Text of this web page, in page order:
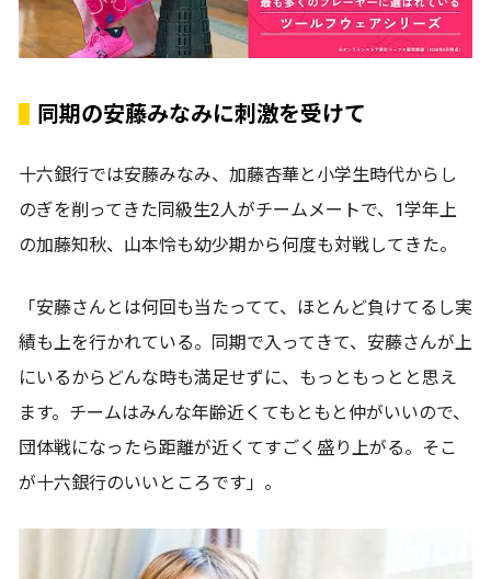
同期の安藤みなみに刺激を受けて
十六銀行では安藤みなみ、加藤杏華と小学生時代からし
のぎを削ってきた同級生2人がチームメートで、1学年上
の加藤知秋、山本怜も幼少期から何度も対戦してきた。
「安藤さんとは何回も当たってて、ほとんど負けてるし実
績も上を行かれている。同期で入ってきて、安藤さんが上
にいるからどんな時も満足せずに、もっともっとと思え
ます。チームはみんな年齢近くてもともと仲がいいので、
団体戦になったら距離が近くてすごく盛り上がる。そこ
が十六銀行のいいところです」。